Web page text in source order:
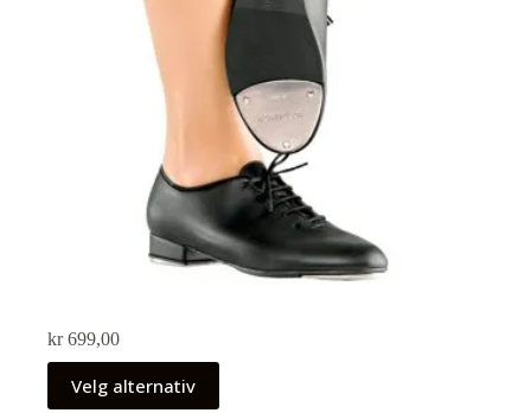
kr699,00
Velg alternativ